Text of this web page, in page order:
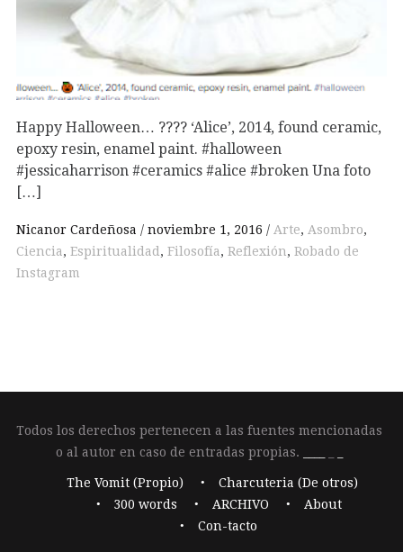
Happy Halloween… ???? ‘Alice’, 2014, found ceramic,
epoxy resin, enamel paint. #halloween
#jessicaharrison #ceramics #alice #broken Una foto
[…]
Nicanor Cardeñosa noviembre 1, 2016 Arte, Asombro,
Ciencia, Espiritualidad , Filosofía, Reflexión, Robado de
Instagram
Todos los derechos pertenecen a las fuentes mencionadas
o al autor en caso de entradas propias.
The Vomit (Propio)
Charcuteria (De otros)
300 words
ARCHIVO
About
Con-tacto